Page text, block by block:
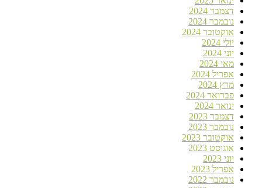
דצמבר 2024
נובמבר 2024
אוקטובר 2024
יולי 2024
יוני 2024
מאי 2024
אפריל 2024
מרץ 2024
פברואר 2024
ינואר 2024
דצמבר 2023
נובמבר 2023
אוקטובר 2023
אוגוסט 2023
יוני 2023
אפריל 2023
נובמבר 2022